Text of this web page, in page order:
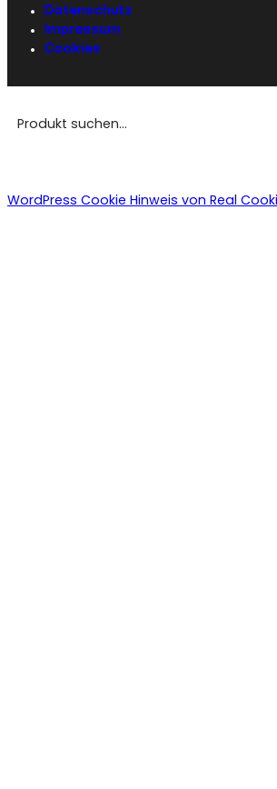
Datenschutz
Impressum
Cookies
WordPress Cookie Hinweis von Real